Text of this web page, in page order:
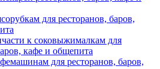
для ресторанов, баров,
к соковыжималкам для
кафе и общепита
для ресторанов, баров,